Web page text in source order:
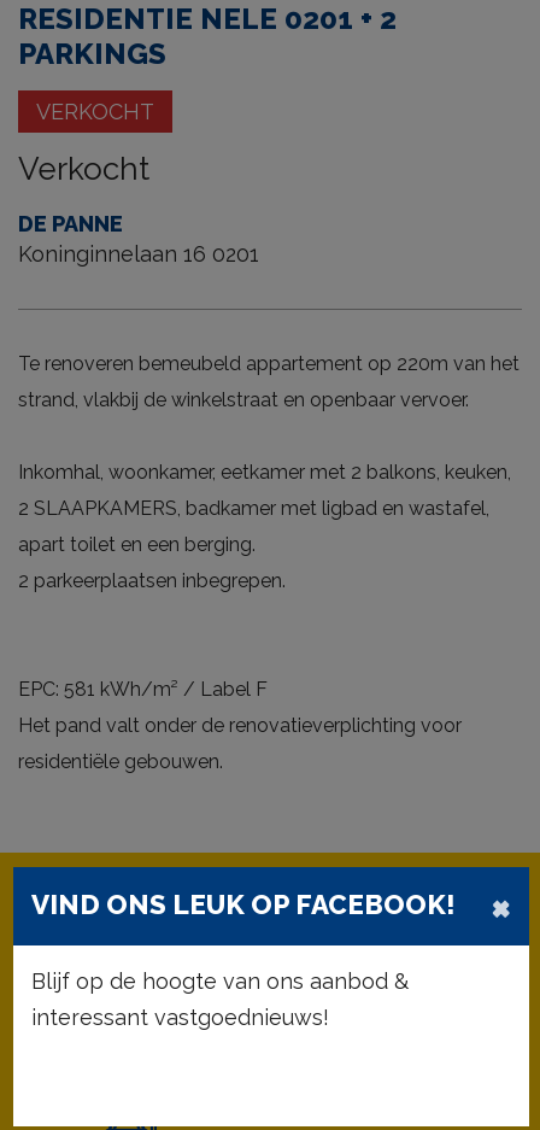
RESIDENTIE NELE 0201 + 2
PARKINGS
VERKOCHT
Verkocht
DE PANNE
Koninginnelaan 16 0201
Te renoveren bemeubeld appartement op 220m van het
strand, vlakbij de winkelstraat en openbaar vervoer.
Inkomhal, woonkamer, eetkamer met 2 balkons, keuken,
2 SLAAPKAMERS, badkamer met ligbad en wastafel,
apart toilet en een berging.
2 parkeerplaatsen inbegrepen.
EPC: 581 kWh/m² / Label F
Het pand valt onder de renovatieverplichting voor
residentiële gebouwen.
66 m²
Bewoonbare opp.
2
×
VIND ONS LEUK OP FACEBOOK!
Blijf op de hoogte van ons aanbod &
interessant vastgoednieuws!